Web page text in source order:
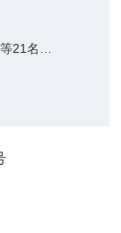
升的通知